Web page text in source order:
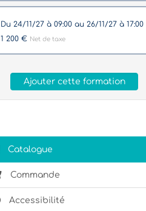
du 24/11/27 à 09:00 au 26/11/27 à 17:00
1 200 € Net de taxe
Ajouter cette formation
Catalogue
Commande
Accessibilité